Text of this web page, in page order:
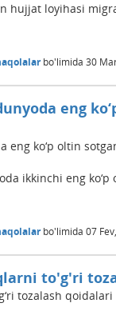
hujjat loyihasi
bo'limida 30
eng
eng ko‘p oltin
ikkinchi eng ko‘p
bo'limida 07
to'g'ri
tozalash qoidalari